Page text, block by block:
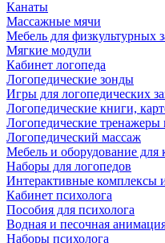
Канаты
Массажные мячи
Мебель для физкультурных
Мягкие модули
Кабинет логопеда
Логопедические зонды
Игры для логопедических
Логопедические книги,
Логопедические тренажеры
Логопедический массаж
Мебель и оборудование для
Наборы для логопедов
Интерактивные комплексы
Кабинет психолога
Пособия для психолога
Водная и песочная
Наборы психолога